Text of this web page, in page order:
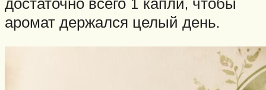
аромат держался целый день.